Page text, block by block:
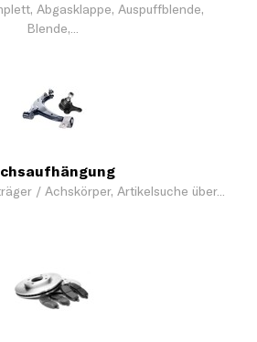
Abgasklappe, Auspuffblende,
Blende,...
/ Achskörper, Artikelsuche über...